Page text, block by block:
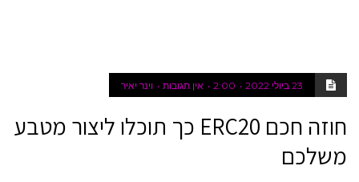
23 ביולי 2022 2:00 אין תגובות וינר יאיר
חוזה חכם ERC20 כך תוכלו ליצור מטבע
משלכם